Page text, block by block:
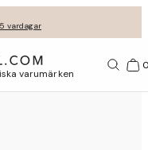
vardagar
849 kr.
med GLS
inslagna
varumärken